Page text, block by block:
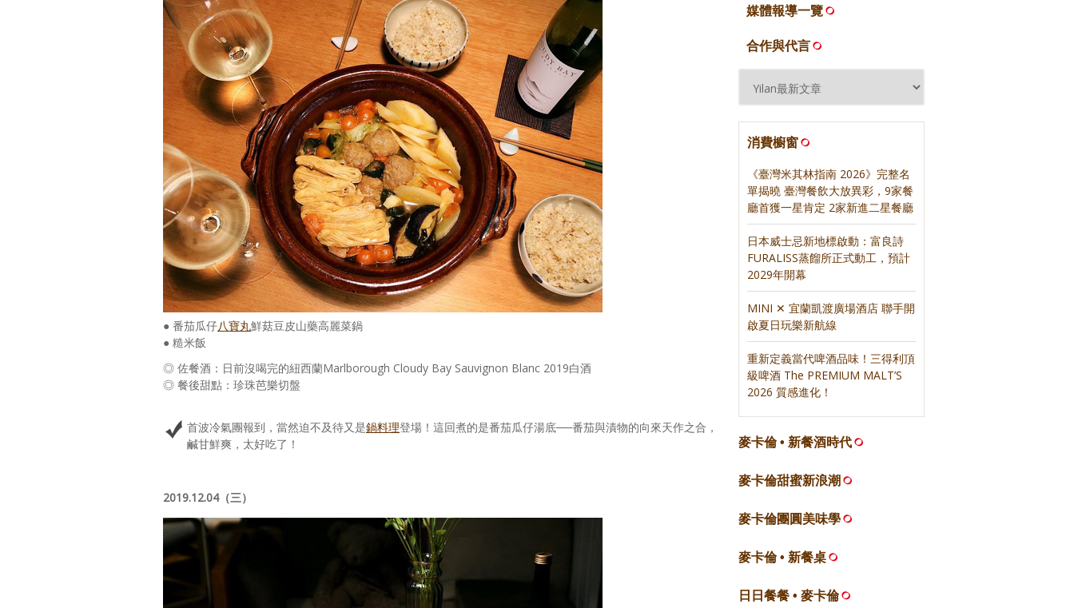
● 番茄瓜仔八寶丸鮮菇豆皮山藥高麗菜鍋
● 糙米飯
◎ 佐餐酒：日前沒喝完的紐西蘭Marlborough Cloudy Bay Sauvignon Blanc 2019白酒
◎ 餐後甜點：珍珠芭樂切盤
首波冷氣團報到，當然迫不及待又是鍋料理登場！這回煮的是番茄瓜仔湯底──番茄與漬物的向來天作之合，
鹹甘鮮爽，太好吃了！
2019.12.04（三）
媒體報導一覽
合作與代言
消費櫥窗
《臺灣米其林指南 2026》完整名
單揭曉 臺灣餐飲大放異彩，9家餐
廳首獲一星肯定 2家新進二星餐廳
日本威士忌新地標啟動：富良詩
FURALISS蒸餾所正式動工，預計
2029年開幕
MINI ✕ 宜蘭凱渡廣場酒店 聯手開
啟夏日玩樂新航線
重新定義當代啤酒品味！三得利頂
級啤酒 The PREMIUM MALT’S
2026 質感進化！
麥卡倫 • 新餐酒時代
麥卡倫甜蜜新浪潮
麥卡倫團圓美味學
麥卡倫 • 新餐桌
日日餐餐 • 麥卡倫